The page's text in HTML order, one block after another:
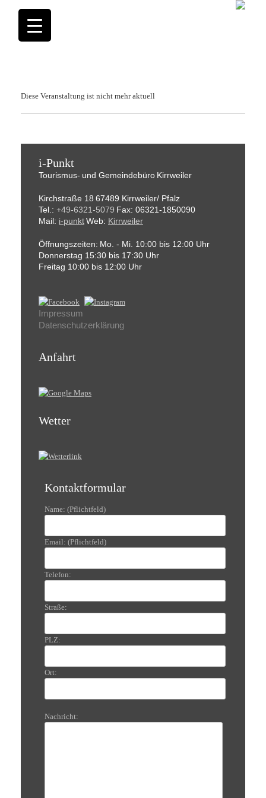
Diese Veranstaltung ist nicht mehr aktuell
i-Punkt
Tourismus- und Gemeindebüro Kirrweiler
Kirchstraße 18 67489 Kirrweiler/ Pfalz
Tel.: +49-6321-5079 Fax: 06321-1850090
Mail: i-punktWeb: Kirrweiler
Öffnungszeiten: Mo. - Mi. 10:00 bis 12:00 Uhr
Donnerstag 15:30 bis 17:30 Uhr
Freitag 10:00 bis 12:00 Uhr
Impressum
Datenschutzerklärung
Anfahrt
Wetter
Kontaktformular
Name: (Pflichtfeld)
Email: (Pflichtfeld)
Telefon:
Straße:
PLZ:
Ort:
Nachricht: